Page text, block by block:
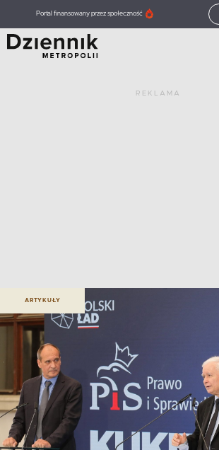
Portal finansowany przez społeczność
REKLAMA
ARTYKUŁY